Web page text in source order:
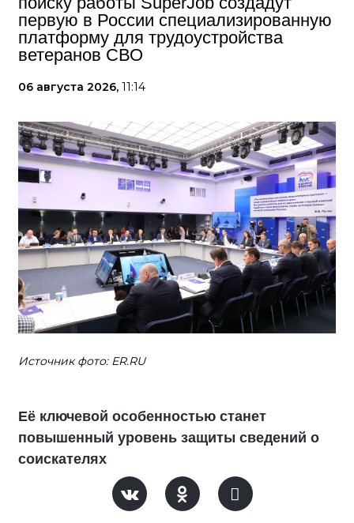
первую в России специализированную
платформу для трудоустройства
ветеранов СВО
06 августа 2026, 11:14
Источник фото: ER.RU
Её ключевой особенностью станет
повышенный уровень защиты сведений о
соискателях